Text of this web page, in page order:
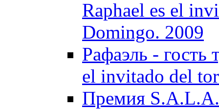
Raphael es el
Domingo. 2009
Рафаэль - гость
el invitado del
Премия